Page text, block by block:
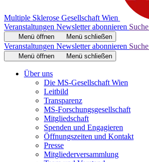
Multiple Sklerose Gesellschaft Wien
Veranstaltungen Newsletter abonnieren Suche
Menü öffnen Menü schließen
Veranstaltungen Newsletter abonnieren Suche
Menü öffnen Menü schließen
Über uns
Die MS-Gesellschaft Wien
Leitbild
Transparenz
MS-Forschungsgesellschaft
Mitgliedschaft
Spenden und Engagieren
Öffnungszeiten und Kontakt
Presse
Mitgliederversammlung